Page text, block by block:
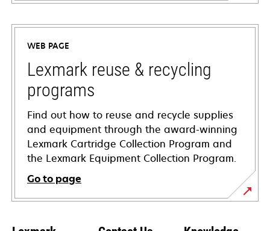
opens
in
new
tab
WEB PAGE
Lexmark reuse & recycling
programs
Find out how to reuse and recycle supplies
and equipment through the award-winning
Lexmark Cartridge Collection Program and
the Lexmark Equipment Collection Program.
Go to page